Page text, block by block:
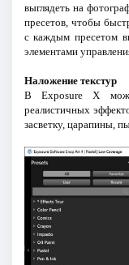
выглядеть на
пресетов, чтобы
с каждым пресетом
элементами
Наложение текстур
В Exposure Х
реалистичных
засветку, царапины,